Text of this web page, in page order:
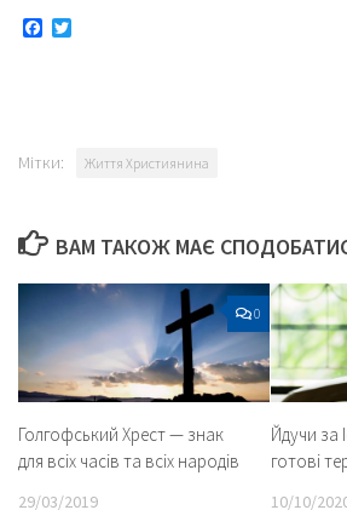
Facebook
Мітки: Життя Християнина
ВАМ ТАКОЖ МАЄ
0
Голгофський Хрест — знак
для всіх часів та всіх народів
29/03/2019
Йдучи за
готові
10/10/